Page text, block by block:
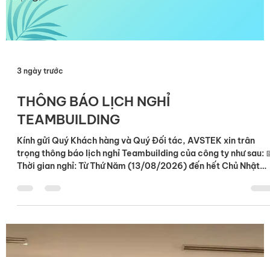
3 ngày trước
THÔNG BÁO LỊCH NGHỈ
TEAMBUILDING
Kính gửi Quý Khách hàng và Quý Đối tác, AVSTEK xin trân
Thời gian nghỉ: Từ Thứ Năm (13/08/2026) đến hết Chủ Nhật
liên hệ: 📧 Email: tina.nguyen@avs-tek.vn 📞 Hotline: 0902
783 469 (Ms. Tina) AVSTEK chân thành cảm ơn Quý Khách
hàng và Quý Đối tác đã luôn tin tưởng, đồng hành và thông